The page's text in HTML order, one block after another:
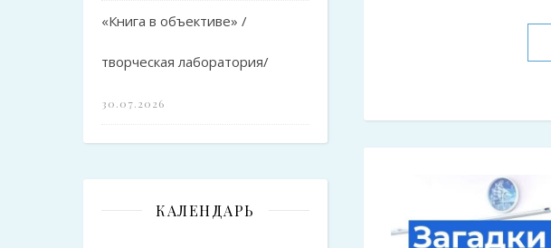
«Книга в объективе» /
творческая лаборатория/
30.07.2026
КАЛЕНДАРЬ